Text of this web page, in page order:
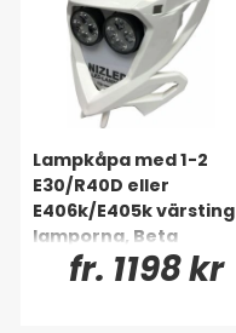
Lampkåpa med 1-2
E30/R40D eller
E406k/E405k värsting
lamporna, Beta
fr. 1198 kr